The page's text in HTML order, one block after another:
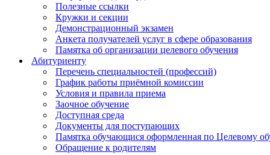
Полезные ссылки
Кружки и секции
Демонстрационный экзамен
Анкета получателей услуг в сфере образования
Памятка об организации целевого обучения
Абитуриенту
Перечень специальностей (профессий)
График работы приёмной комиссии
Условия и правила приема
Заочное обучение
Доступная среда
Документы для поступающих
Памятка обучающися оформленная по Целевому
Обращение к родителям